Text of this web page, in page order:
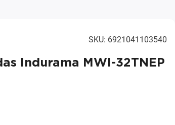
SKU: 6921041103540
Indurama MWI-32TNEP